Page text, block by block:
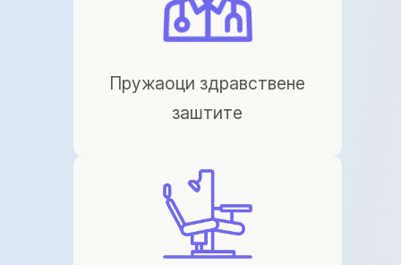
Пружаоци здравствене
заштите